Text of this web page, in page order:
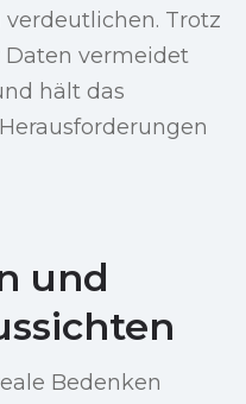
Trotz
vermeidet
hält das
und
Bedenken